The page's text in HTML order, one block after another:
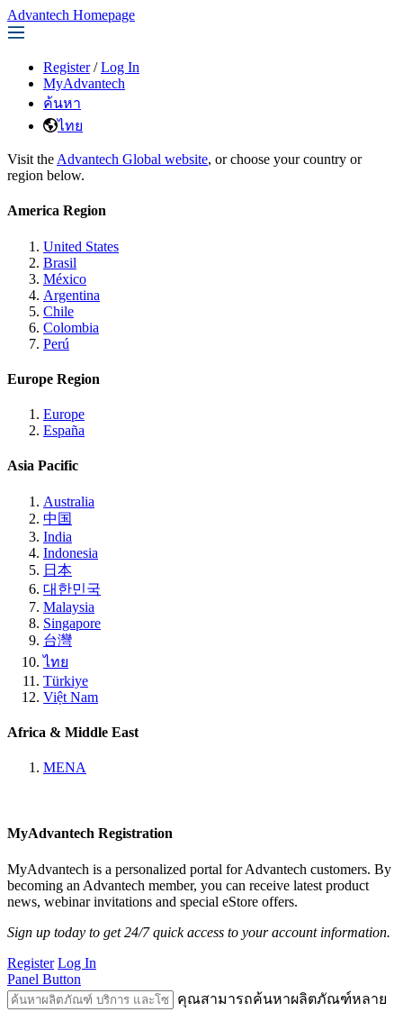
Advantech Homepage
Register / Log In
MyAdvantech
ค้นหา
ไทย
Visit the Advantech Global website, or choose your country or
region below.
America Region
United States
Brasil
México
Argentina
Chile
Colombia
Perú
Europe Region
Europe
España
Asia Pacific
Australia
中国
India
Indonesia
日本
대한민국
Malaysia
Singapore
台灣
ไทย
Türkiye
Việt Nam
Africa & Middle East
MENA
MyAdvantech Registration
MyAdvantech is a personalized portal for Advantech customers. By
becoming an Advantech member, you can receive latest product
news, webinar invitations and special eStore offers.
Sign up today to get 24/7 quick access to your account information.
Register Log In
Panel Button
คุณสามารถค้นหาผลิตภัณฑ์หลาย